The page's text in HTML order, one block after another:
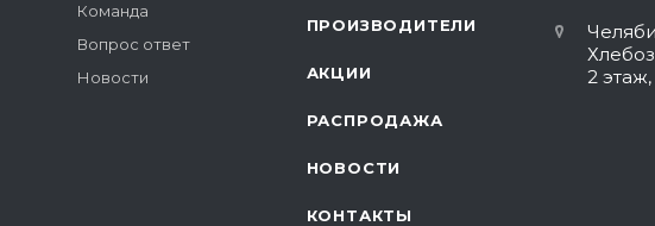
Команда
Вопрос ответ
Новости
ПРОИЗВОДИТЕЛИ
АКЦИИ
РАСПРОДАЖА
НОВОСТИ
КОНТАКТЫ
2